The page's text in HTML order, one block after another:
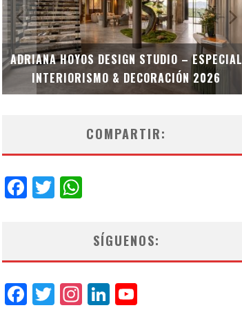
ADRIANA HOYOS DESIGN STUDIO – ESPECIAL
INTERIORISMO & DECORACIÓN 2026
COMPARTIR:
Facebook
Twitter
SÍGUENOS:
Facebook
Twitter
Instagram
LinkedIn